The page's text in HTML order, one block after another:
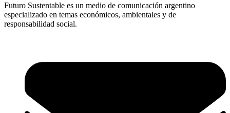
Futuro Sustentable es un medio de comunicación argentino
especializado en temas económicos, ambientales y de
responsabilidad social.